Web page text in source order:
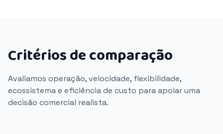
Critérios de comparação
Avaliamos operação, velocidade, flexibilidade,
ecossistema e eficiência de custo para apoiar uma
decisão comercial realista.